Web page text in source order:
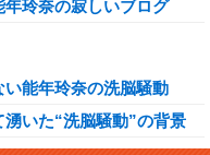
玲奈の寂しいブログ
能年玲奈の洗脳騒動
いた“洗脳騒動”の背景